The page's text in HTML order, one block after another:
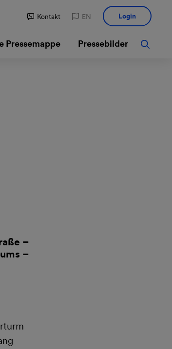
Kontakt EN Login
Pressemappe Pressebilder
–
–